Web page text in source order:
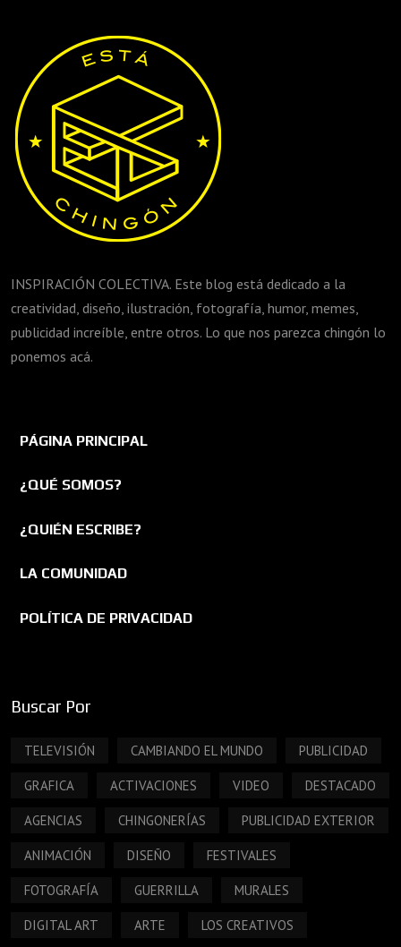
INSPIRACIÓN COLECTIVA. Este blog está dedicado a la
creatividad, diseño, ilustración, fotografía, humor, memes,
publicidad increíble, entre otros. Lo que nos parezca chingón lo
ponemos acá.
PÁGINA PRINCIPAL
¿QUÉ SOMOS?
¿QUIÉN ESCRIBE?
LA COMUNIDAD
POLÍTICA DE PRIVACIDAD
Buscar Por
TELEVISIÓN CAMBIANDO EL MUNDO PUBLICIDAD
GRAFICA ACTIVACIONES VIDEO DESTACADO
AGENCIAS CHINGONERÍAS PUBLICIDAD EXTERIOR
ANIMACIÓN DISEÑO FESTIVALES
FOTOGRAFÍA GUERRILLA MURALES
DIGITAL ART ARTE LOS CREATIVOS